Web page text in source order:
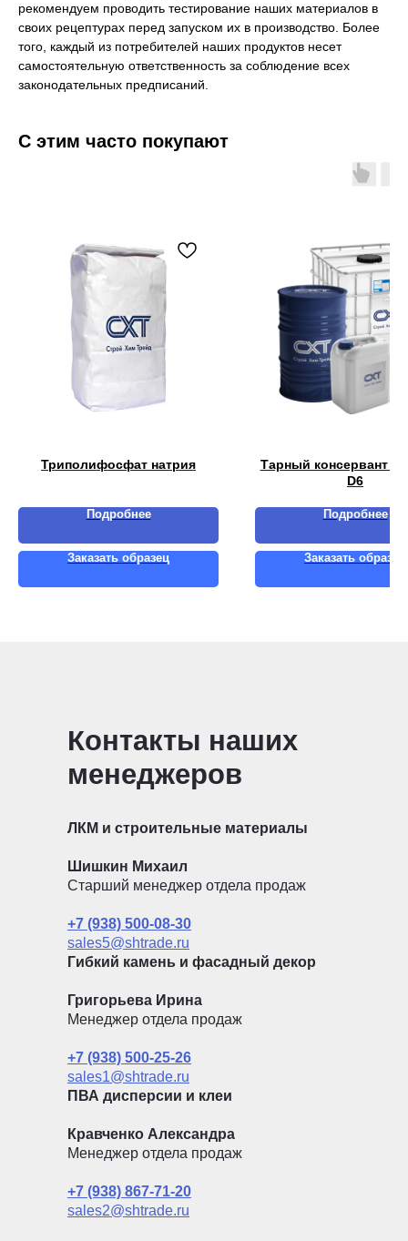
рекомендуем проводить тестирование наших материалов в
своих рецептурах перед запуском их в производство. Более
того, каждый из потребителей наших продуктов несет
самостоятельную ответственность за соблюдение всех
законодательных предписаний.
С этим часто покупают
Триполифосфат натрия
Подробнее
Заказать образец
Тарный консервант
D6
Подробнее
Заказать образец
Контакты наших
менеджеров
ЛКМ и строительные материалы
Шишкин Михаил
Старший менеджер отдела продаж
+7 (938) 500-08-30
sales5@shtrade.ru
Гибкий камень и фасадный декор
Григорьева Ирина
Менеджер отдела продаж
+7 (938) 500-25-26
sales1@shtrade.ru
ПВА дисперсии и клеи
Кравченко Александра
Менеджер отдела продаж
+7 (938) 867-71-20
sales2@shtrade.ru